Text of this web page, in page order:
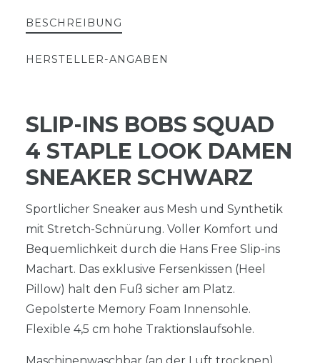
BESCHREIBUNG
HERSTELLER-ANGABEN
SLIP-INS BOBS SQUAD
4 STAPLE LOOK DAMEN
SNEAKER SCHWARZ
Sportlicher Sneaker aus Mesh und Synthetik
mit Stretch-Schnürung. Voller Komfort und
Bequemlichkeit durch die Hans Free Slip-ins
Machart. Das exklusive Fersenkissen (Heel
Pillow) halt den Fuß sicher am Platz.
Gepolsterte Memory Foam Innensohle.
Flexible 4,5 cm hohe Traktionslaufsohle.